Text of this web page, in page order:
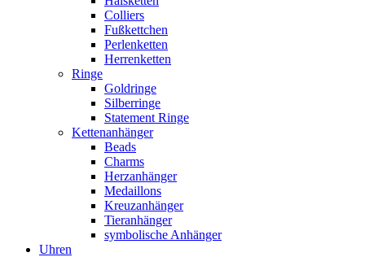
Colliers
Fußkettchen
Perlenketten
Herrenketten
Ringe
Goldringe
Silberringe
Statement Ringe
Kettenanhänger
Beads
Charms
Herzanhänger
Medaillons
Kreuzanhänger
Tieranhänger
symbolische Anhänger
Uhren